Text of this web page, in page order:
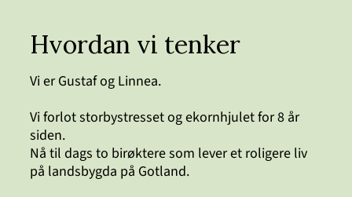
Hvordan vi tenker
Vi er Gustaf og Linnea.
Vi forlot storbystresset og ekornhjulet for 8 år
siden.
Nå til dags to birøktere som lever et roligere liv
på landsbygda på Gotland.